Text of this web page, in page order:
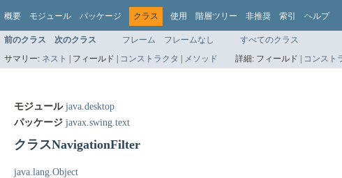
概要 モジュール パッケージ クラス 使用 階層ツリー 非推奨 索引 ヘルプ
前のクラス 次のクラス フレーム フレームなし すべてのクラス
サマリー: ネスト | フィールド | コンストラクタ | メソッド 詳細: フィールド | コンスト
モジュール java.desktop
パッケージ javax.swing.text
クラスNavigationFilter
java.lang.Object